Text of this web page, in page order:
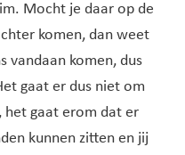
Mocht je daar op de
komen, dan weet
vandaan komen, dus
gaat er dus niet om
het gaat erom dat er
kunnen zitten en jij